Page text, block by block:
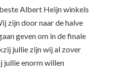
Albert Heijn winkels
zijn door naar de halve
geven om in de finale
jullie zijn wij al zover
jullie enorm willen